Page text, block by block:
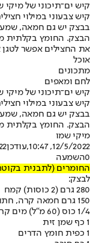
קיש ים־תיכוני של מיקי
קיש צבעוני במילוי
בבצק יש גם חמאה,
הבצק. החומץ בקלתית
את החצילים אפשר לטגן
אוכל
מתכונים
לחם ומאפים
קיש ים־תיכוני של מיקי
קיש צבעוני במילוי
בבצק יש גם חמאה,
הבצק. החומץ בקלתית
מיקי שמו
12/5/2022, 10:47
,עודכן
0השמעה
החומרים (לתבנית בקוטר 28
לבצק:
280 גרם (2 כוסות) קמח
150 גרם חמאה קרה, חתוכה לקוביות
1/4 כוס (60 מ"ל) מים קרים
1 כף שמן זית
1 כפית חומץ הדרים